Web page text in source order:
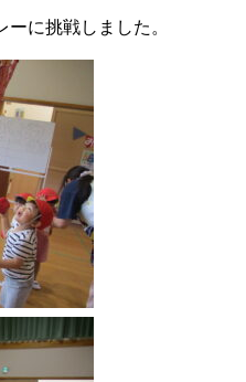
に挑戦しました。